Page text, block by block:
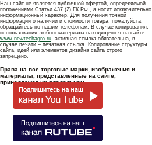
Наш сайт не является публичной офертой, определяемой
положениями Статьи 437 (2) ГК РФ., а носит исключительно
информационный характер. Для получения точной
информации о наличии и стоимости товара, пожалуйста,
обращайтесь по нашим телефонам. В случае копирования,
использования любого материала находящегося на сайте
www.newtechagro.ru, активная ссылка обязательна, в
случае печати – печатная ссылка. Копирование структуры
сайта, идей или элементов дизайна сайта строго
запрещено.
Права на все торговые марки, изображения и
материалы, представленные на сайте,
принадлежат их владельцам.